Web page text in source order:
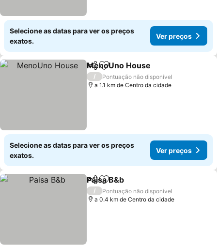
Selecione as datas para ver os preços
exatos.
Ver preços
PartilharAdicionar aos favoritos
MenoUno House
/
Pontuação não disponível
a 1.1 km de Centro da cidade
Selecione as datas para ver os preços
exatos.
Ver preços
PartilharAdicionar aos favoritos
Paisa B&b
/
Pontuação não disponível
a 0.4 km de Centro da cidade